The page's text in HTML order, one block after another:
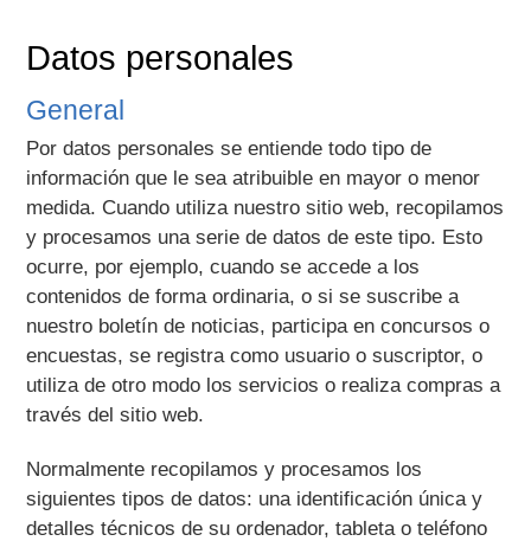
Datos personales
General
Por datos personales se entiende todo tipo de
información que le sea atribuible en mayor o menor
medida. Cuando utiliza nuestro sitio web, recopilamos
y procesamos una serie de datos de este tipo. Esto
ocurre, por ejemplo, cuando se accede a los
contenidos de forma ordinaria, o si se suscribe a
nuestro boletín de noticias, participa en concursos o
encuestas, se registra como usuario o suscriptor, o
utiliza de otro modo los servicios o realiza compras a
través del sitio web.
Normalmente recopilamos y procesamos los
siguientes tipos de datos: una identificación única y
detalles técnicos de su ordenador, tableta o teléfono